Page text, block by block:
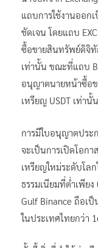
แถบการใช้งานออก
ชัดเจน โดยแถบ
ซื้อขายสินทรัพย์ดิจิทั
เท่านั้น ขณะที่แถบ
อนุญาตนายหน้าซื้อ
เหรียญ USDT เท่านั้น
การมีใบอนุญาตปร
จะเป็นการเปิดโอก
เหรียญใหม่ระดับโล
ธรรมเนียมที่ต่ำเพีย
Gulf Binance ถือเ
ในประเทศไทยกว่า